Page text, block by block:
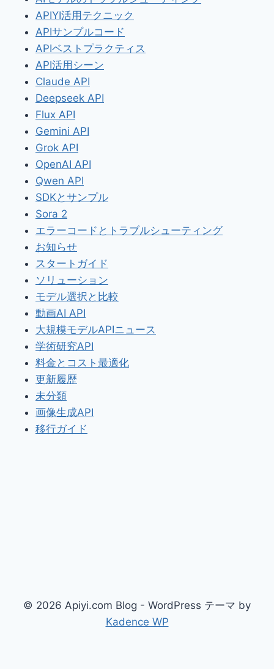
APIYI活用テクニック
APIサンプルコード
APIベストプラクティス
API活用シーン
Claude API
Deepseek API
Flux API
Gemini API
Grok API
OpenAI API
Qwen API
SDKとサンプル
Sora 2
エラーコードとトラブルシューティング
お知らせ
スタートガイド
ソリューション
モデル選択と比較
動画AI API
大規模モデルAPIニュース
学術研究API
料金とコスト最適化
更新履歴
未分類
画像生成API
移行ガイド
© 2026 Apiyi.com Blog - WordPress テーマ by
Kadence WP